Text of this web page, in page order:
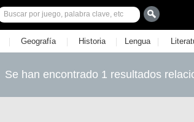
| Geografía | Historia | Lengua |
Se han encontrado 1 resultados